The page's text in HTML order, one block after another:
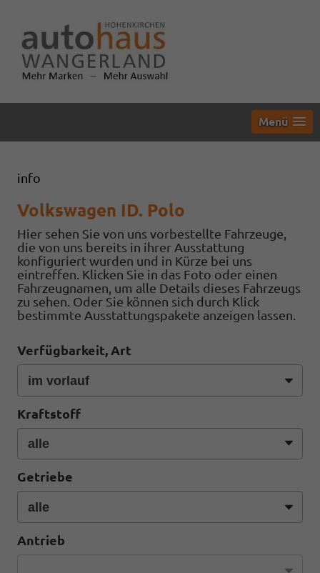
Menü
info
Volkswagen ID. Polo
Hier sehen Sie von uns vorbestellte Fahrzeuge,
die von uns bereits in ihrer Ausstattung
konfiguriert wurden und in Kürze bei uns
eintreffen. Klicken Sie in das Foto oder einen
Fahrzeugnamen, um alle Details dieses Fahrzeugs
zu sehen. Oder Sie können sich durch Klick
bestimmte Ausstattungspakete anzeigen lassen.
Verfügbarkeit, Art
Kraftstoff
Getriebe
Antrieb